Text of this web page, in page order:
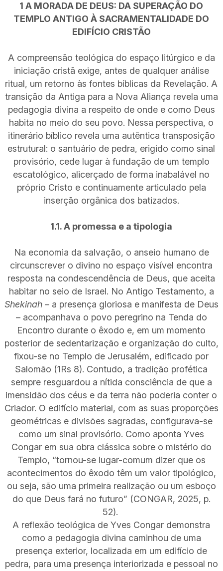
1 A MORADA DE DEUS: DA SUPERAÇÃO DO
TEMPLO ANTIGO À SACRAMENTALIDADE DO
EDIFÍCIO CRISTÃO
A compreensão teológica do espaço litúrgico e da
iniciação cristã exige, antes de qualquer análise
ritual, um retorno às fontes bíblicas da Revelação. A
transição da Antiga para a Nova Aliança revela uma
pedagogia divina a respeito de onde e como Deus
habita no meio do seu povo. Nessa perspectiva, o
itinerário bíblico revela uma autêntica transposição
estrutural: o santuário de pedra, erigido como sinal
provisório, cede lugar à fundação de um templo
escatológico, alicerçado de forma inabalável no
próprio Cristo e continuamente articulado pela
inserção orgânica dos batizados.
1.1. A promessa e a tipologia
Na economia da salvação, o anseio humano de
circunscrever o divino no espaço visível encontra
resposta na condescendência de Deus, que aceita
habitar no seio de Israel. No Antigo Testamento, a
Shekinah– a presença gloriosa e manifesta de Deus
– acompanhava o povo peregrino na Tenda do
Encontro durante o êxodo e, em um momento
posterior de sedentarização e organização do culto,
fixou-se no Templo de Jerusalém, edificado por
Salomão (1Rs 8). Contudo, a tradição profética
sempre resguardou a nítida consciência de que a
imensidão dos céus e da terra não poderia conter o
Criador. O edifício material, com as suas proporções
geométricas e divisões sagradas, configurava-se
como um sinal provisório. Como aponta Yves
Congar em sua obra clássica sobre o mistério do
Templo, “tornou-se lugar-comum dizer que os
acontecimentos do êxodo têm um valor tipológico,
ou seja, são uma primeira realização ou um esboço
do que Deus fará no futuro” (CONGAR, 2025, p.
52).
A reflexão teológica de Yves Congar demonstra
como a pedagogia divina caminhou de uma
presença exterior, localizada em um edifício de
pedra, para uma presença interiorizada e pessoal no